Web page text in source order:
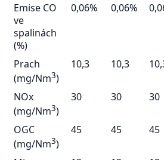
Emise CO
ve
spalinách
(%)
0,06% 0,06%
Prach
(mg/Nm3)
10,3 10,3
NOx
(mg/Nm3)
30 30 30
OGC
(mg/Nm3)
45 45 45